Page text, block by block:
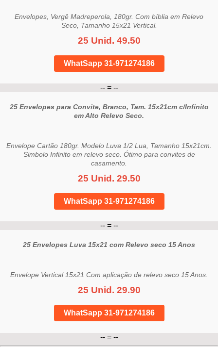
Envelopes, Vergê Madreperola, 180gr. Com bíblia em Relevo
Seco, Tamanho 15x21 Vertical.
25 Unid. 49.50
WhatSapp 31-971274186
-- = --
25 Envelopes para Convite, Branco, Tam. 15x21cm c/Infinito
em Alto Relevo Seco.
Envelope Cartão 180gr. Modelo Luva 1/2 Lua, Tamanho 15x21cm.
Simbolo Infinito em relevo seco. Ótimo para convites de
casamento.
25 Unid. 29.50
WhatSapp 31-971274186
-- = --
25 Envelopes Luva 15x21 com Relevo seco 15 Anos
Envelope Vertical 15x21 Com aplicação de relevo seco 15 Anos.
25 Unid. 29.90
WhatSapp 31-971274186
-- = --